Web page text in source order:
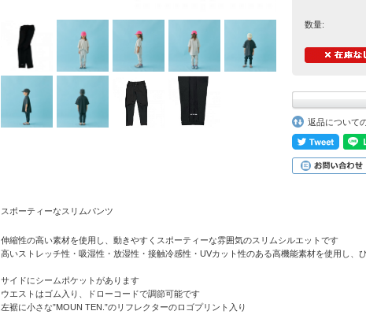
数量:
返品について
スポーティーなスリムパンツ
伸縮性の高い素材を使用し、動きやすくスポーティーな雰囲気のスリムシルエットです
高いストレッチ性・吸湿性・放湿性・接触冷感性・UVカット性のある高機能素材を使用し、
サイドにシームポケットがあります
ウエストはゴム入り、ドローコードで調節可能です
左裾に小さな”MOUN TEN.”のリフレクターのロゴプリント入り